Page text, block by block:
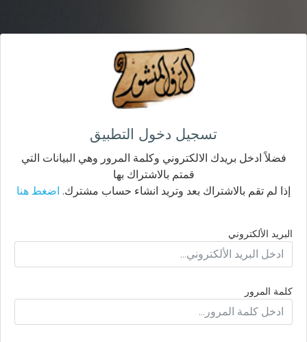
تسجيل دخول التطبيق
فضلاً ادخل بريدك الالكتروني وكلمة المرور وهي البيانات التي
قمتم بالاشتراك بها
إذا لم تقم بالاشتراك بعد وتريد انشاء حساب مشترك. اضغط هنا
البريد الألكتروني
كلمة المرور